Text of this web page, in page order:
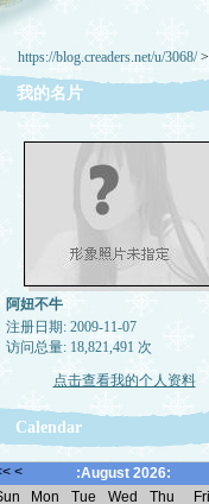
https://blog.creaders.net/u/3068/>
我的名片
阿妞不牛
注册日期: 2009-11-07
访问总量: 18,821,491 次
点击查看我的个人资料
Calendar